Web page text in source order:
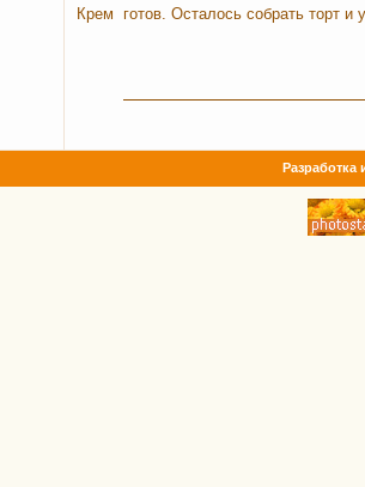
Крем готов. Осталось собрать торт
Разработка